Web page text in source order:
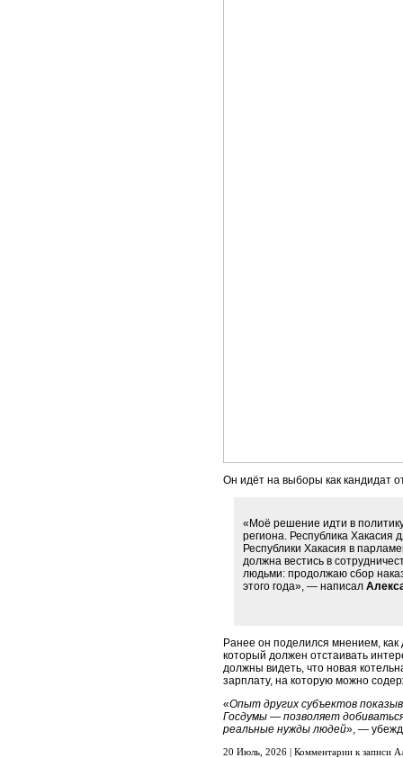
Он идёт на выборы как кандидат
«Моё решение идти в
региона. Республика Хакасия
Республики Хакасия в
должна вестись в
людьми: продолжаю сбор
этого года», — написал
Ранее он поделился мнением,
который должен отстаивать
должны видеть, что новая
зарплату, на которую можно
«Опыт других субъектов
Госдумы — позволяет
реальные нужды людей», —
20 Июль, 2026 | Комментарии к записи